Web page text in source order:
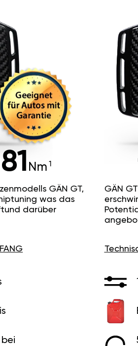
GÄN
Nm
GÄN GT,
was das
darüber